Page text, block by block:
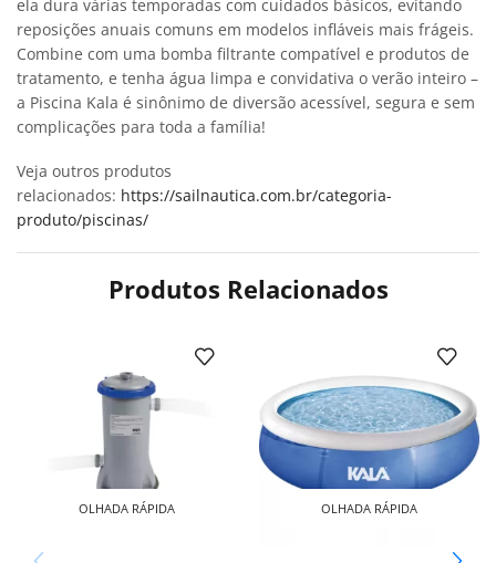
ela dura várias temporadas com cuidados básicos, evitando
reposições anuais comuns em modelos infláveis mais frágeis.
Combine com uma bomba filtrante compatível e produtos de
tratamento, e tenha água limpa e convidativa o verão inteiro –
a Piscina Kala é sinônimo de diversão acessível, segura e sem
complicações para toda a família!
Veja outros produtos
relacionados: https://sailnautica.com.br/categoria-
produto/piscinas/
Produtos Relacionados
OLHADA RÁPIDA OLHADA RÁPIDA